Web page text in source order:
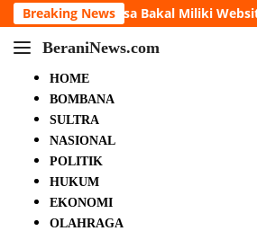
Langsung
ke
konten
Breaking News
Miliki Website dan Tanda Tangan
BeraniNews.com
HOME
BOMBANA
SULTRA
NASIONAL
POLITIK
HUKUM
EKONOMI
OLAHRAGA